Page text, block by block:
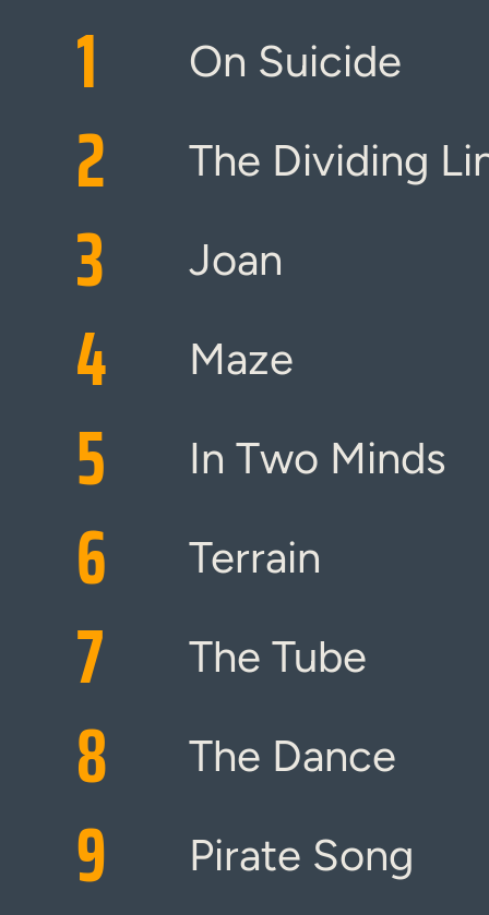
1 On Suicide
2 The Dividing
3 Joan
4 Maze
5 In Two Minds
6 Terrain
7 The Tube
8 The Dance
9 Pirate Song